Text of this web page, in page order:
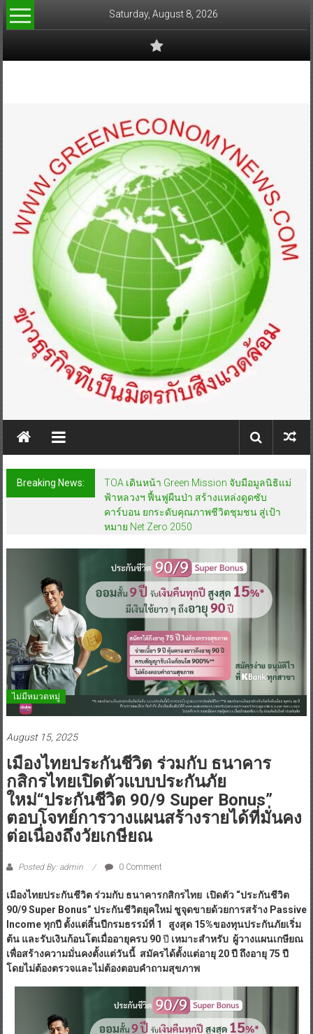
Skip
to
Saturday, August 8, 2026
Breaking News:
TOA เดินหน้า Green Mission จับมือมูลนิธิแม่
ฟ้าหลวงฯ ฟื้นฟูผืนป่า สร้างแหล่งดูดซับ
คาร์บอน ยกระดับคุณภาพชีวิตชุมชน สู่เป้า
หมาย Net Zero 2050
ไม่มีหมวดหมู่
August 15, 2025
เมืองไทยประกันชีวิต ร่วมกับ ธนาคาร
กสิกรไทยเปิดตัวแบบประกันภัย
ใหม่“ประกันชีวิต 90/9 Super Bonus”
ตอบโจทย์การวางแผนสร้างรายได้ที่มั่นคง
ต่อเนื่องถึงวัยเกษียณ
Posted By: admin 0 Comment
เมืองไทยประกันชีวิต ร่วมกับ ธนาคารกสิกรไทย เปิดตัว “ประกันชีวิต
90/9 Super Bonus” ประกันชีวิตยุคใหม่ ชูจุดขายด้วยการสร้าง Passive
Income ทุกปี ตั้งแต่สิ้นปีกรมธรรม์ที่ 1 สูงสุด 15%ของทุนประกันภัยเริ่ม
ต้น และรับเงินก้อนโตเมื่ออายุครบ 90ปี เหมาะสำหรับผู้วางแผนเกษียณ
เพื่อสร้างความมั่นคงตั้งแต่วันนี้ สมัครได้ตั้งแต่อายุ 20 ปี ถึงอายุ 75 ปี
โดยไม่ต้องตรวจและไม่ต้องตอบคำถามสุขภาพ